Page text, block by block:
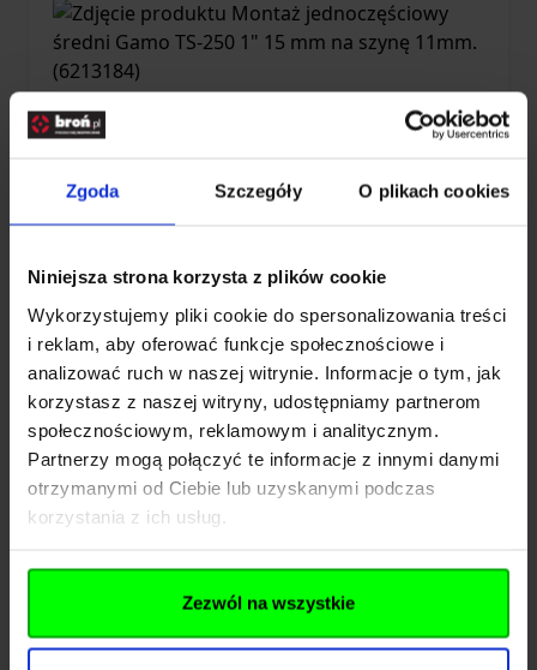
Zgoda Szczegóły O plikach cookies
Niniejsza strona korzysta z plików cookie
Wykorzystujemy pliki cookie do spersonalizowania treści
i reklam, aby oferować funkcje społecznościowe i
analizować ruch w naszej witrynie. Informacje o tym, jak
korzystasz z naszej witryny, udostępniamy partnerom
społecznościowym, reklamowym i analitycznym.
Partnerzy mogą połączyć te informacje z innymi danymi
otrzymanymi od Ciebie lub uzyskanymi podczas
korzystania z ich usług.
Zezwól na wszystkie
Montaż jednoczęściowy średni Gamo TS-
250 1" 15 mm na szynę 11mm.(6213184)
99,00 zł
Brak w magazynie
Pokaż
Sprawdź nasze produkty w kategorii Szyny, montaże